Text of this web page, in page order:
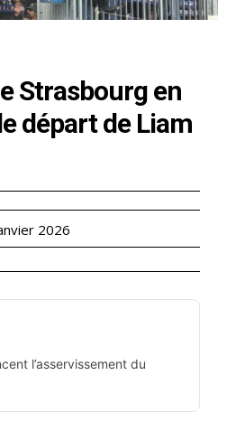
Strasbourg en
départ de Liam
2026
l’asservissement du